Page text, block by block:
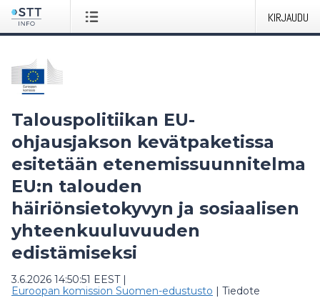
KIRJAUDU
Talouspolitiikan EU-
ohjausjakson kevätpaketissa
esitetään etenemissuunnitelma
EU:n talouden
häiriönsietokyvyn ja sosiaalisen
yhteenkuuluvuuden
edistämiseksi
3.6.2026 14:50:51 EEST|
Euroopan komission Suomen-edustusto | Tiedote